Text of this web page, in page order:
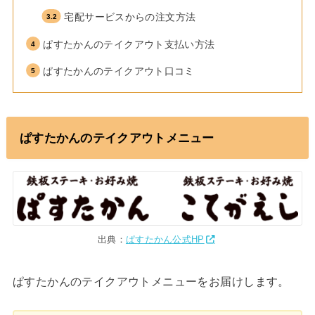
宅配サービスからの注文方法
ぱすたかんのテイクアウト支払い方法
ぱすたかんのテイクアウト口コミ
ぱすたかんのテイクアウトメニュー
出典： ぱすたかん公式HP
ぱすたかんのテイクアウトメニューをお届けします。